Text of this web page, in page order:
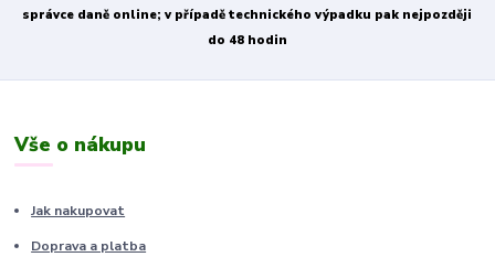
správce daně online; v případě technického výpadku pak nejpozději
do 48 hodin
Vše o nákupu
Jak nakupovat
Doprava a platba